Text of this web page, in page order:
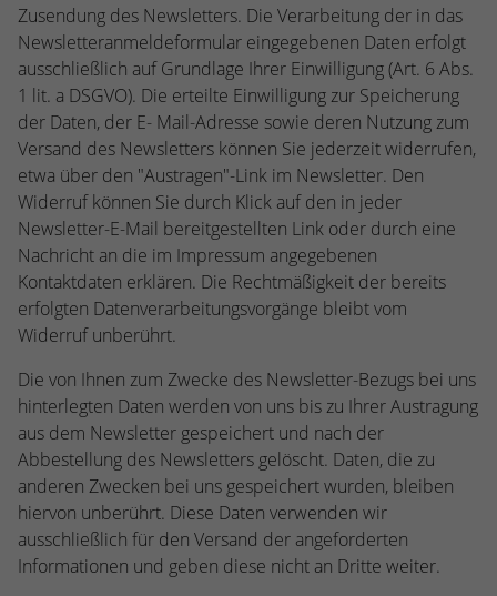
Zusendung des Newsletters. Die Verarbeitung der in das
Newsletteranmeldeformular eingegebenen Daten erfolgt
ausschließlich auf Grundlage Ihrer Einwilligung (Art. 6 Abs.
1 lit. a DSGVO). Die erteilte Einwilligung zur Speicherung
der Daten, der E- Mail-Adresse sowie deren Nutzung zum
Versand des Newsletters können Sie jederzeit widerrufen,
etwa über den "Austragen"-Link im Newsletter. Den
Widerruf können Sie durch Klick auf den in jeder
Newsletter-E-Mail bereitgestellten Link oder durch eine
Nachricht an die im Impressum angegebenen
Kontaktdaten erklären. Die Rechtmäßigkeit der bereits
erfolgten Datenverarbeitungsvorgänge bleibt vom
Widerruf unberührt.
Die von Ihnen zum Zwecke des Newsletter-Bezugs bei uns
hinterlegten Daten werden von uns bis zu Ihrer Austragung
aus dem Newsletter gespeichert und nach der
Abbestellung des Newsletters gelöscht. Daten, die zu
anderen Zwecken bei uns gespeichert wurden, bleiben
hiervon unberührt. Diese Daten verwenden wir
ausschließlich für den Versand der angeforderten
Informationen und geben diese nicht an Dritte weiter.